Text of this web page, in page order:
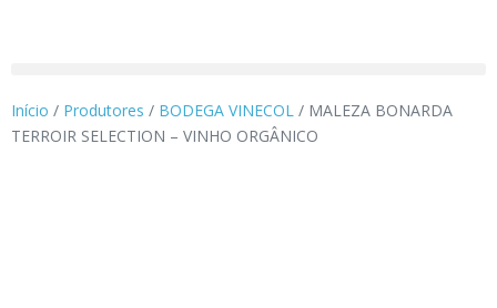
Início / Produtores / BODEGA VINECOL / MALEZA BONARDA
TERROIR SELECTION – VINHO ORGÂNICO